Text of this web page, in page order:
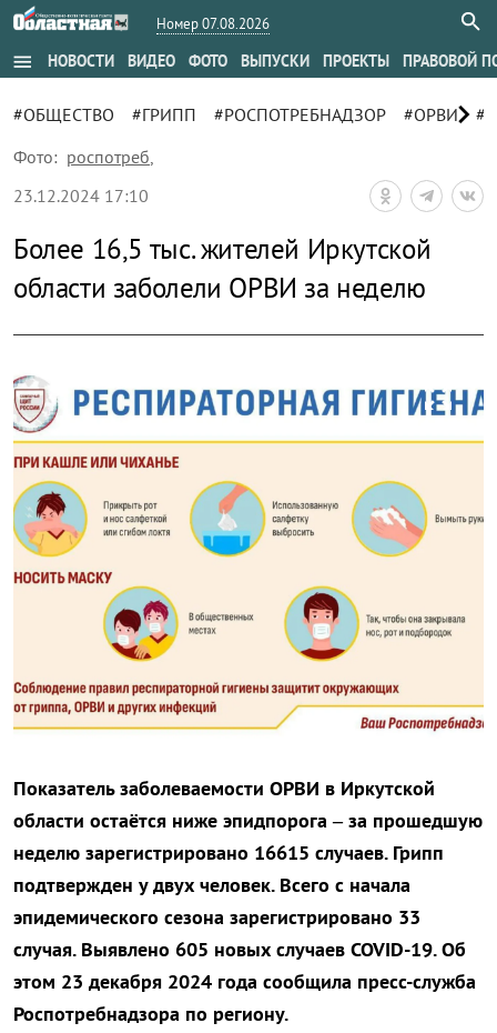
Номер 07.08.2026
menu НОВОСТИ ВИДЕО ФОТО ВЫПУСКИ ПРОЕКТЫ ПРАВОВОЙ
#ОБЩЕСТВО #ГРИПП #РОСПОТРЕБНАДЗОР #ОРВИchevron_right
Фото: роспотреб,
23.12.2024 17:10
Более 16,5 тыс. жителей Иркутской
области заболели ОРВИ за неделю
zoom_out_map
Показатель заболеваемости ОРВИ в Иркутской
области остаётся ниже эпидпорога – за прошедшую
неделю зарегистрировано 16615 случаев. Грипп
подтвержден у двух человек. Всего с начала
эпидемического сезона зарегистрировано 33
случая. Выявлено 605 новых случаев COVID-19. Об
этом 23 декабря 2024 года сообщила пресс-служба
Роспотребнадзора по региону.